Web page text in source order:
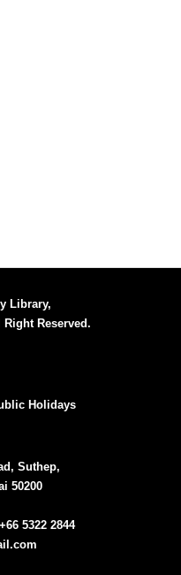
Library,
Reserved.
Holidays
Suthep,
50200
5322 2844